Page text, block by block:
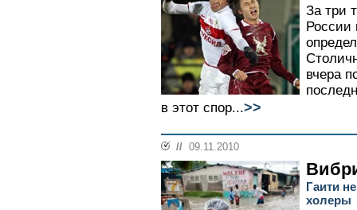
За три
России
вчера
в этот спор...>>
// 09.11.2010
Гаити
холеры